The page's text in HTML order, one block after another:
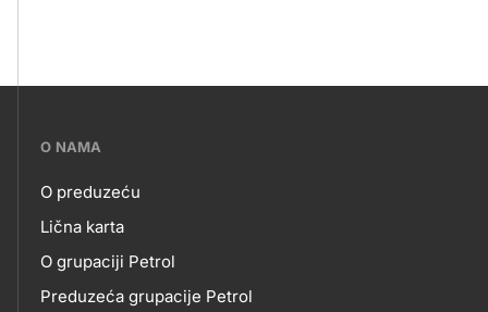
???
skupno.footer-
title???
O NAMA
O
NAMA
O preduzeću
Lična karta
O grupaciji Petrol
Preduzeća grupacije Petrol